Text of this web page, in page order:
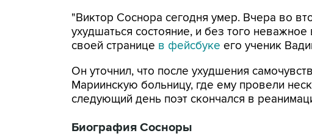
"Виктор Соснора сегодня умер. Вчера во
ухудшаться состояние, и без того
своей странице в фейсбуке его ученик
Он уточнил, что после ухудшения
Мариинскую больницу, где ему провели
следующий день поэт скончался в
Биография Сосноры